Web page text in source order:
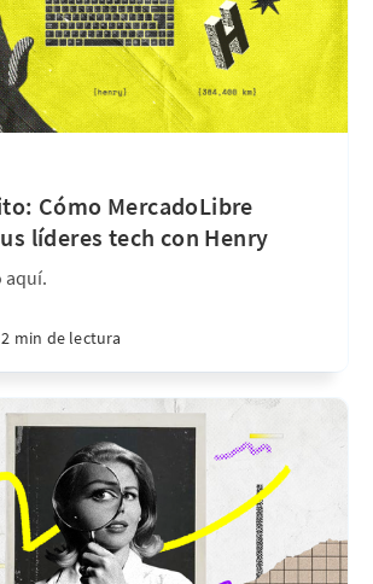
Cómo MercadoLibre
líderes tech con Henry
aquí.
2 min de lectura